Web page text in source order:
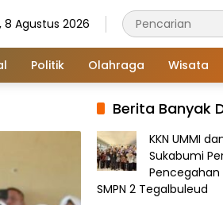
8 Agustus 2026
Politik Olahraga Wisata
Berita Banyak
KKN UMMI
Sukabumi
Pencegahan
SMPN 2 Tegalbuleud